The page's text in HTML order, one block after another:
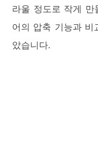
라울 정도로 작게 만
어의 압축 기능과 비
았습니다.